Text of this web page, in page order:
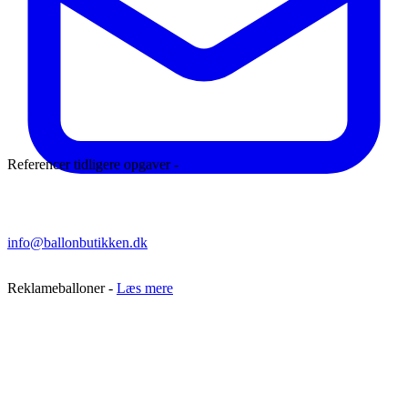
info@ballonbutikken.dk
Referencer tidligere opgaver -Læs mere